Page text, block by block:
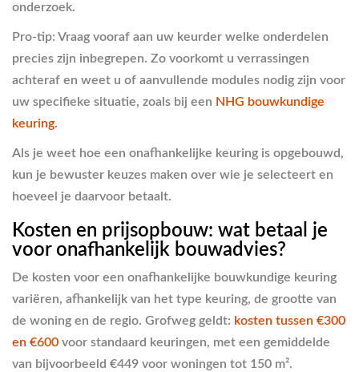
onderzoek.
Pro-tip: Vraag vooraf aan uw keurder welke onderdelen
precies zijn inbegrepen. Zo voorkomt u verrassingen
achteraf en weet u of aanvullende modules nodig zijn voor
uw specifieke situatie, zoals bij een NHG bouwkundige
keuring.
Als je weet hoe een onafhankelijke keuring is opgebouwd,
kun je bewuster keuzes maken over wie je selecteert en
hoeveel je daarvoor betaalt.
Kosten en prijsopbouw: wat betaal je
voor onafhankelijk bouwadvies?
De kosten voor een onafhankelijke bouwkundige keuring
variëren, afhankelijk van het type keuring, de grootte van
de woning en de regio. Grofweg geldt: kosten tussen €300
en €600 voor standaard keuringen, met een gemiddelde
van bijvoorbeeld €449 voor woningen tot 150 m².